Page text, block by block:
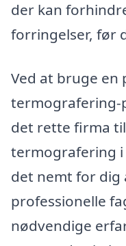
der kan
forringelser, før
Ved at bruge en
termografering-
det rette firma
termografering i
det nemt for dig
professionelle
nødvendige